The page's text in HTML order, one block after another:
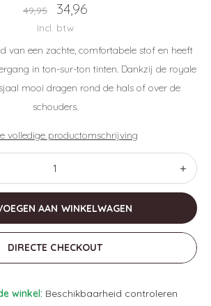
49,95 34,96
Incl. btw
van een zachte, comfortabele stof en heeft
in ton-sur-ton tinten. Dankzij de royale
mooi dragen rond de hals of over de
schouders.
volledige productomschrijving
AAN WINKELWAGEN
DIRECTE CHECKOUT
winkel: Beschikbaarheid controleren